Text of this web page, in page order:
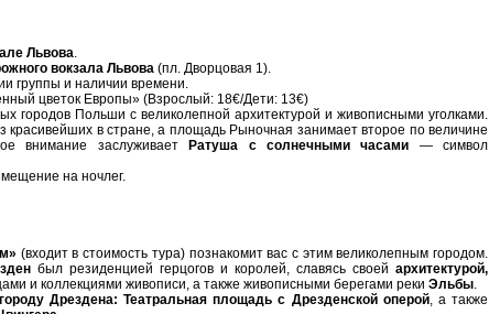
Львова.
вокзала Львова (пл. Дворцовая 1).
группы и наличии времени.
цветок Европы» (Взрослый: 18€/Дети: 13€)
городов Польши с великолепной архитектурой и живописными уголками.
красивейших в стране, а площадь Рыночная занимает второе по величине
внимание заслуживает
Ратуша с солнечными часами — символ
на ночлег.
(входит в стоимость тура) познакомит вас с этим великолепным городом.
был резиденцией герцогов и королей, славясь своей архитектурой,
и коллекциями живописи, а также живописными берегами реки Эльбы.
Дрездена: Театральная площадь с Дрезденской оперой, а также